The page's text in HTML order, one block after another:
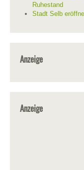
Ruhestand
Stadt Selb
Anzeige
Anzeige